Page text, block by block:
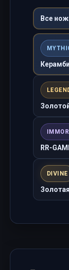
Все
RR-
DIVINE